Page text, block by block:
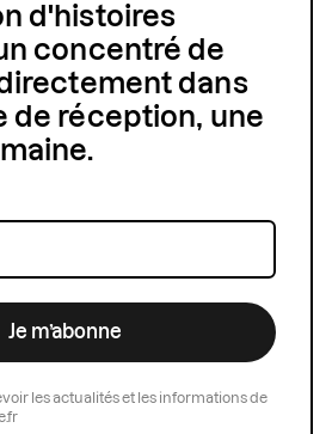
d'histoires
concentré de
dans
de réception, une
Je m’abonne
les actualités et les informations de